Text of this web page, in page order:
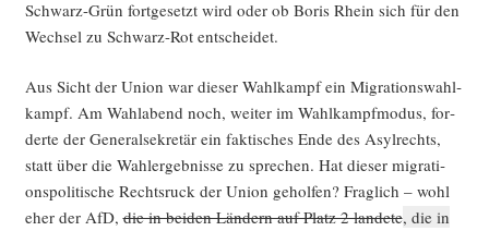
Schwarz-Grün fort­ge­setzt wird oder ob Boris Rhein sich für den
Wech­sel zu Schwarz-Rot entscheidet.
Aus Sicht der Uni­on war die­ser Wahl­kampf ein Migra­ti­ons­wahl­
kampf. Am Wahl­abend noch, wei­ter im Wahl­kampf­mo­dus, for­
der­te der Gene­ral­se­kre­tär ein fak­ti­sches Ende des Asyl­rechts,
statt über die Wahl­er­geb­nis­se zu spre­chen. Hat die­ser migra­ti­
ons­po­li­ti­sche Rechts­ruck der Uni­on gehol­fen? Frag­lich – wohl
eher der AfD,die in bei­den Län­dern auf Platz 2 lan­de­te, die in